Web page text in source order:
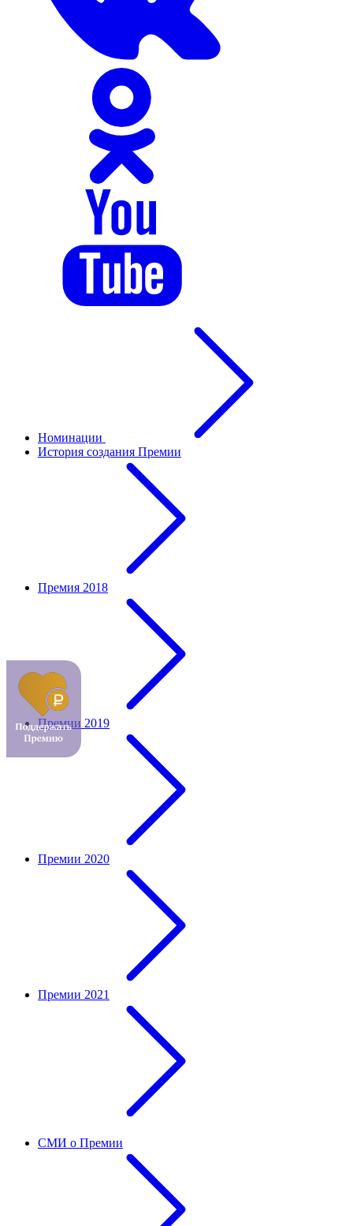
Номинации
История создания Премии
Премия 2018
Премии 2019
Премии 2020
Премии 2021
СМИ о Премии